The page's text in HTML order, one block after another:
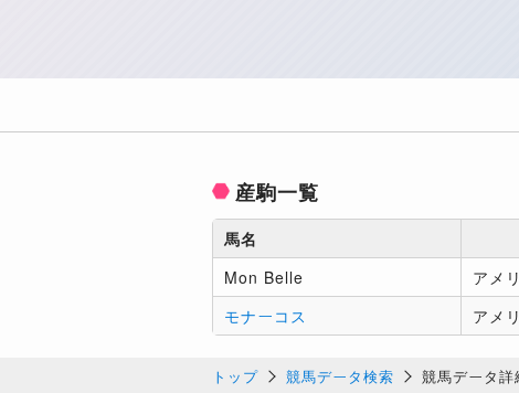
産駒一覧
馬名
Mon Belle
アメ
モナーコス
アメ
トップ 競馬データ検索 競馬データ詳